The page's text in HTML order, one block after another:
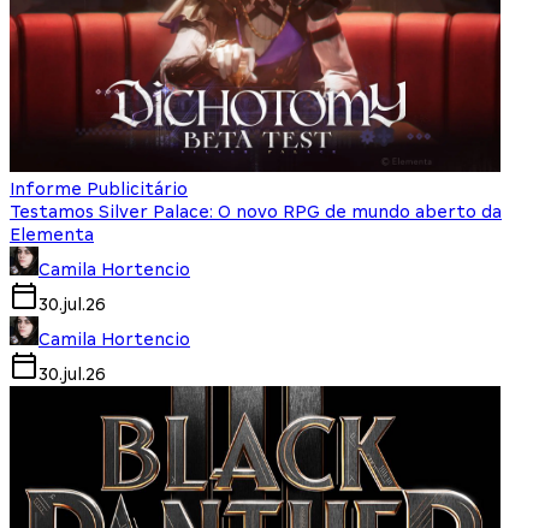
Informe Publicitário
Testamos Silver Palace: O novo RPG de mundo aberto da
Elementa
Camila Hortencio
30.jul.26
Camila Hortencio
30.jul.26